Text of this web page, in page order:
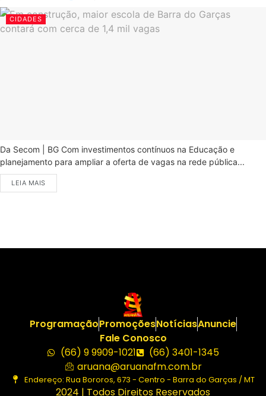
CIDADES
Da Secom | BG Com investimentos contínuos na Educação e
planejamento para ampliar a oferta de vagas na rede pública...
LEIA MAIS
ProgramaçãoPromoçõesNotíciasAnuncie
Fale Conosco
(66) 9 9909-1021
(66) 3401-1345
aruana@aruanafm.com.br
Endereço: Rua Bororos, 673 - Centro - Barra do Garças / MT
2024 | Todos Direitos Reservados